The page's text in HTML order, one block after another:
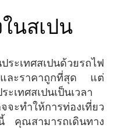
ในสเปน
และราคาถูกที่สุด แต่
เทศสเปนเป็นเวลา
จจะทำให้การท่องเที่ยว
คุณสามารถเดินทาง